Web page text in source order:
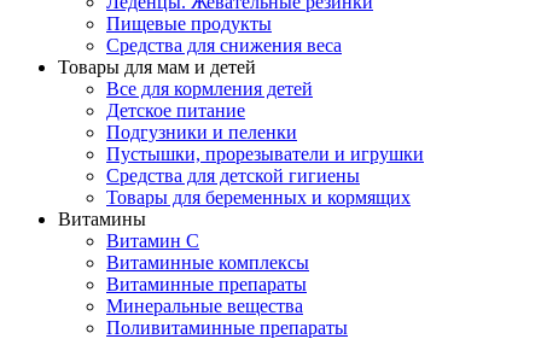
Пищевые продукты
Средства для снижения веса
Товары для мам и детей
Все для кормления детей
Детское питание
Подгузники и пеленки
Пустышки, прорезыватели и игрушки
Средства для детской гигиены
Товары для беременных и кормящих
Витамины
Витамин С
Витаминные комплексы
Витаминные препараты
Минеральные вещества
Поливитаминные препараты